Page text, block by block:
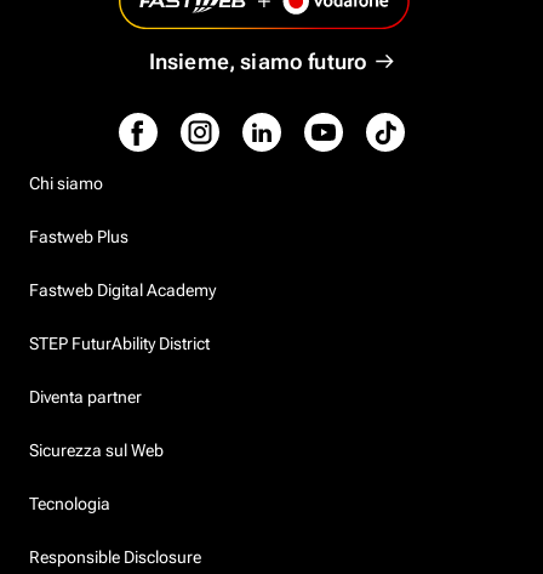
Insieme, siamo futuro
Chi siamo
Fastweb Plus
Fastweb Digital Academy
STEP FuturAbility District
Diventa partner
Sicurezza sul Web
Tecnologia
Responsible Disclosure